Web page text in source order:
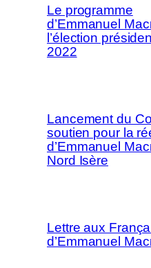
Le programme
d’Emmanuel
l’élection
2022
Lancement du
soutien pour la
d’Emmanuel
Nord Isère
Lettre aux
d’Emmanuel